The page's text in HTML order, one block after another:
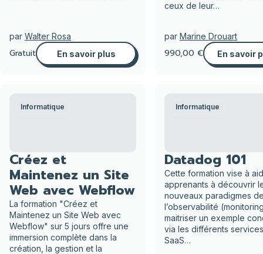
par Walter Rosa
Gratuit En savoir plus
ceux de leur…
par Marine Drouart
990,00 € En savoir
Informatique
Créez et
Maintenez un Site
Web avec Webflow
La formation "Créez et
Maintenez un Site Web avec
Webflow" sur 5 jours offre une
immersion complète dans la
création, la gestion et la
Informatique
Datadog 101
Cette formation vise à
apprenants à découvrir
nouveaux paradigmes
l’observabilité
maitriser un exemple
via les différents services
SaaS…